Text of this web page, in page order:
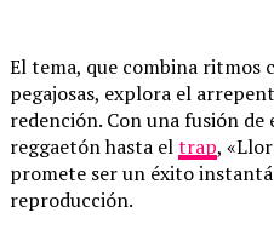
El tema, que combina ritmos
pegajosas, explora el
redención. Con una fusión de
reggaetón hasta eltrap,
promete ser un éxito
reproducción.